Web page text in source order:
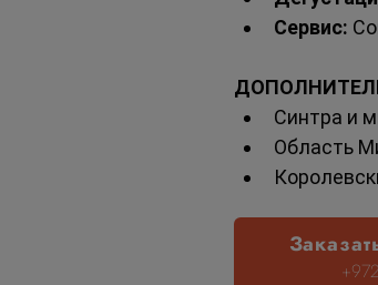
Сервис:
Синтра и
Область